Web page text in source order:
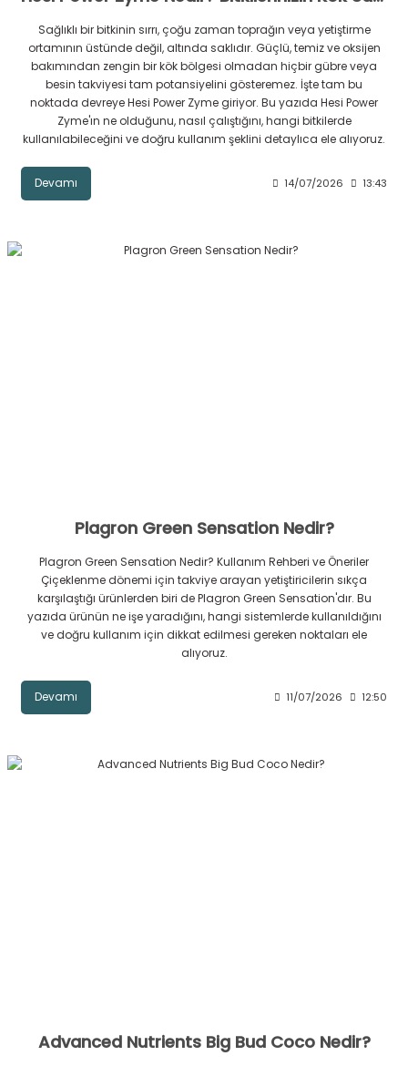
Sağlıklı bir bitkinin sırrı, çoğu zaman toprağın veya yetiştirme
ortamının üstünde değil, altında saklıdır. Güçlü, temiz ve oksijen
bakımından zengin bir kök bölgesi olmadan hiçbir gübre veya
besin takviyesi tam potansiyelini gösteremez. İşte tam bu
noktada devreye Hesi Power Zyme giriyor. Bu yazıda Hesi Power
Zyme'ın ne olduğunu, nasıl çalıştığını, hangi bitkilerde
kullanılabileceğini ve doğru kullanım şeklini detaylıca ele alıyoruz.
Devamı 14/07/2026 13:43
Plagron Green Sensation Nedir?
Plagron Green Sensation Nedir? Kullanım Rehberi ve Öneriler
Çiçeklenme dönemi için takviye arayan yetiştiricilerin sıkça
karşılaştığı ürünlerden biri de Plagron Green Sensation'dır. Bu
yazıda ürünün ne işe yaradığını, hangi sistemlerde kullanıldığını
ve doğru kullanım için dikkat edilmesi gereken noktaları ele
alıyoruz.
Devamı 11/07/2026 12:50
Advanced Nutrients Big Bud Coco Nedir?